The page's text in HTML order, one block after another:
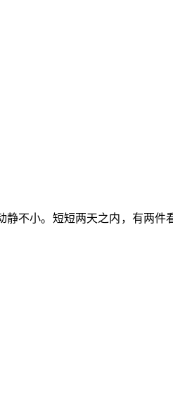
静不小。短短两天之内，有两